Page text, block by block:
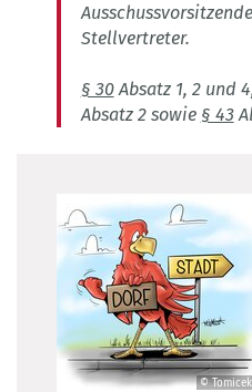
Stellvertreter.
§ 30Absatz 1, 2 und
Absatz 2 sowie § 43
© Tomicek